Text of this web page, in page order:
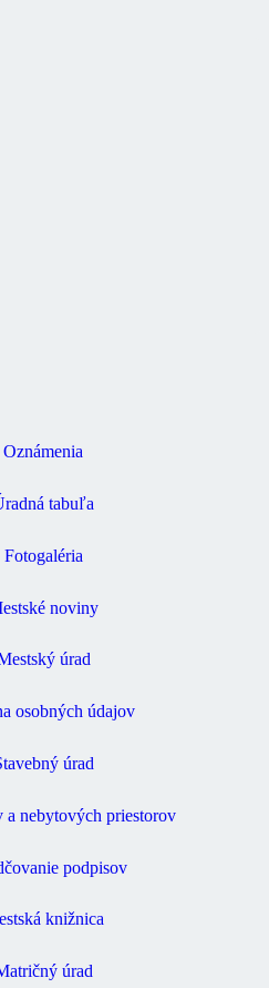
Oznámenia
tabuľa
Fotogaléria
noviny
úrad
osobných údajov
úrad
a nebytových priestorov
podpisov
knižnica
úrad